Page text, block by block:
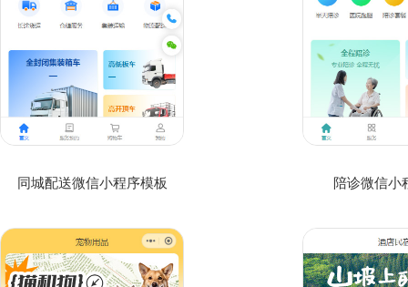
同城配送微信小程序模板 陪诊微信小